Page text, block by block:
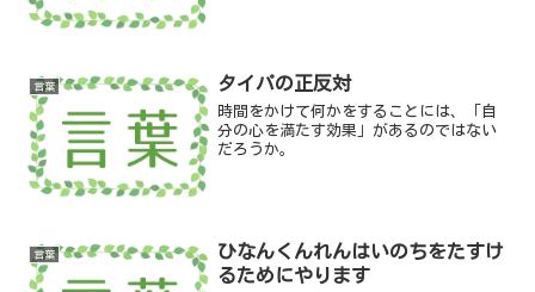
言葉 タイパの正反対
時間をかけて何かをすることには、「自
分の心を満たす効果」があるのではない
だろうか。
言葉
ひなんくんれんはいのちをたすけ
るためにやります